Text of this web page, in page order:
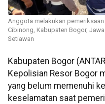
Anggota melakukan
Cibinong, Kabupaten Bogor,
Setiawan
Kabupaten Bogor
Kepolisian Resor Bogor
yang belum memenuhi
keselamatan saat